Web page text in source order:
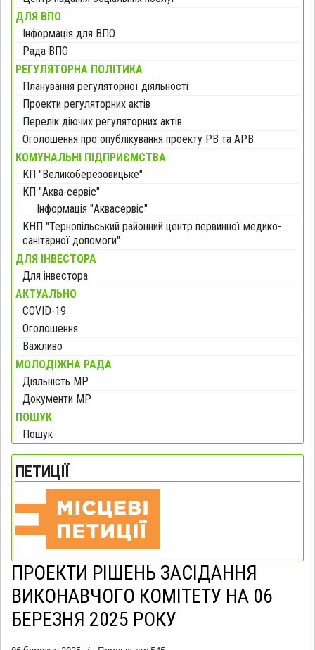
ДЛЯ ВПО
Інформація для ВПО
Рада ВПО
РЕГУЛЯТОРНА ПОЛІТИКА
Планування регуляторної діяльності
Проекти регуляторних актів
Перелік діючих регуляторних актів
Оголошення про опублікування проекту РВ та АРВ
КОМУНАЛЬНІ ПІДПРИЄМСТВА
КП "Великоберезовицьке"
КП "Аква-сервіс"
Інформація "Аквасервіс"
КНП "Тернопільський районний центр первинної медико-
санітарної допомоги"
ДЛЯ ІНВЕСТОРА
Для інвестора
АКТУАЛЬНО
COVID-19
Оголошення
Важливо
МОЛОДІЖНА РАДА
Діяльність МР
Документи МР
ПОШУК
Пошук
ПЕТИЦІЇ
ПРОЕКТИ РІШЕНЬ ЗАСІДАННЯ
ВИКОНАВЧОГО КОМІТЕТУ НА 06
БЕРЕЗНЯ 2025 РОКУ